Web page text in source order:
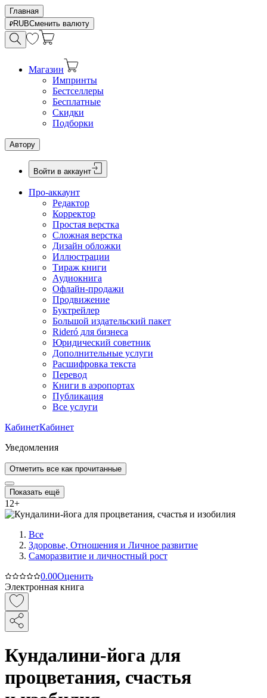
Главная
RUBСменить валюту
Магазин
Импринты
Бестселлеры
Бесплатные
Скидки
Подборки
Автору
Войти в аккаунт
Про-аккаунт
Редактор
Корректор
Простая верстка
Сложная верстка
Дизайн обложки
Иллюстрации
Тираж книги
Аудиокнига
Офлайн-продажи
Продвижение
Буктрейлер
Большой издательский пакет
Rideró для бизнеса
Юридический советник
Дополнительные услуги
Расшифровка текста
Перевод
Книги в аэропортах
Публикация
Все услуги
КабинетКабинет
Уведомления
Отметить все как прочитанные
Показать ещё
12+
Все
Здоровье, Отношения и Личное развитие
Саморазвитие и личностный рост
0.00Оценить
Электронная книга
Кундалини-йога для
процветания, счастья